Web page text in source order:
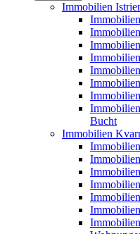
Immobilien
Bucht
Immobilien